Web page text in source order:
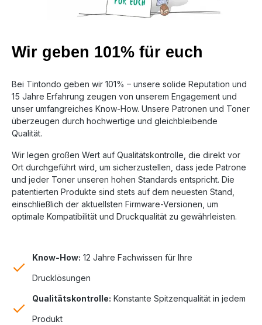
Wir geben 101% für euch
Bei Tintondo geben wir 101% – unsere solide Reputation und
15 Jahre Erfahrung zeugen von unserem Engagement und
unser umfangreiches Know-How. Unsere Patronen und Toner
überzeugen durch hochwertige und gleichbleibende
Qualität.
Wir legen großen Wert auf Qualitätskontrolle, die direkt vor
Ort durchgeführt wird, um sicherzustellen, dass jede Patrone
und jeder Toner unseren hohen Standards entspricht. Die
patentierten Produkte sind stets auf dem neuesten Stand,
einschließlich der aktuellsten Firmware-Versionen, um
optimale Kompatibilität und Druckqualität zu gewährleisten.
Know-How: 12 Jahre Fachwissen für Ihre
Drucklösungen
Qualitätskontrolle: Konstante Spitzenqualität in jedem
Produkt